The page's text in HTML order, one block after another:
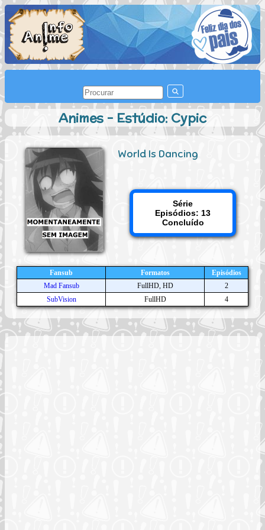
Animes - Estúdio: Cypic
World Is Dancing
Série
Episódios: 13
Concluído
Fansub Formatos
Episódios
Mad Fansub
FullHD, HD
2
SubVision
FullHD 4